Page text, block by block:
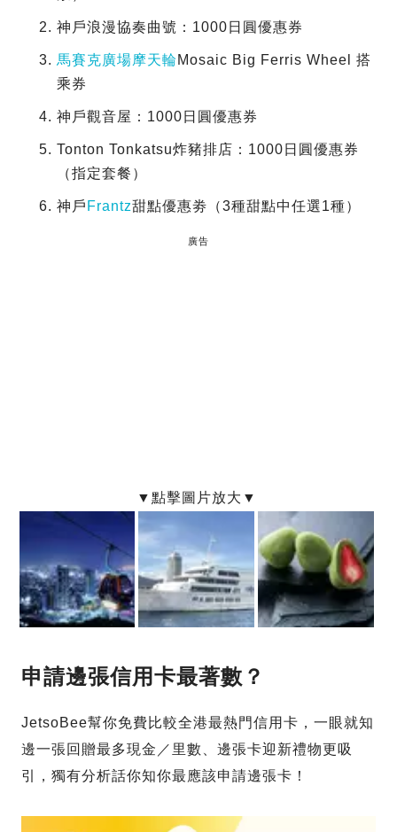
神戶浪漫協奏曲號：1000日圓優惠券
馬賽克廣場摩天輪Mosaic Big Ferris Wheel 搭
乘券
神戶觀音屋：1000日圓優惠券
Tonton Tonkatsu炸豬排店：1000日圓優惠券
（指定套餐）
神戶 Frantz甜點優惠劵（3種甜點中任選1種）
廣告
申請邊張信用卡最著數？
JetsoBee幫你免費比較全港最熱門信用卡，一眼就知
邊一張回贈最多現金／里數、邊張卡迎新禮物更吸
引，獨有分析話你知你最應該申請邊張卡！